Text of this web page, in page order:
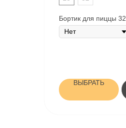
Бортик для пиццы 32
ВЫБРАТЬ